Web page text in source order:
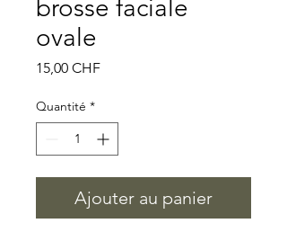
brosse faciale
ovale
15,00 CHFPrix
Quantité *
Ajouter au panier